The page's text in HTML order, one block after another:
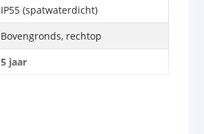
IP55 (spatwaterdicht)
Bovengronds, rechtop
5 jaar